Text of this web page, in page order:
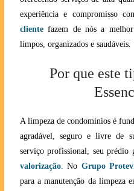
experiência e compromisso
clientefazem de nós a melhor
limpos, organizados e saudáveis.
Por que este
A limpeza de condomínios é
agradável, seguro e livre de
serviço profissional, seu prédio
valorização. No Grupo
para a manutenção da limpeza